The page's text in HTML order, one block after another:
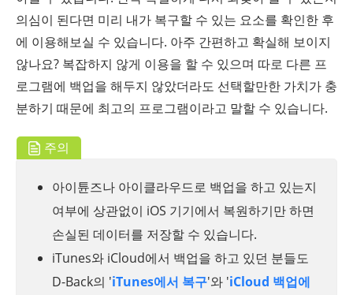
의심이 된다면 미리 내가 복구할 수 있는 요소를 확인한 후
에 이용해보실 수 있습니다. 아주 간편하고 확실해 보이지
않나요? 복잡하지 않게 이용을 할 수 있으며 따로 다른 프
로그램에 백업을 해두지 않았더라도 선택할만한 가치가 충
분하기 때문에 최고의 프로그램이라고 말할 수 있습니다.
주의
아이튠즈나 아이클라우드로 백업을 하고 있는지
여부에 상관없이 iOS 기기에서 복원하기만 하면
손실된 데이터를 저장할 수 있습니다.
iTunes와 iCloud에서 백업을 하고 있던 분들도
D-Back의 'iTunes에서 복구'와 'iCloud 백업에